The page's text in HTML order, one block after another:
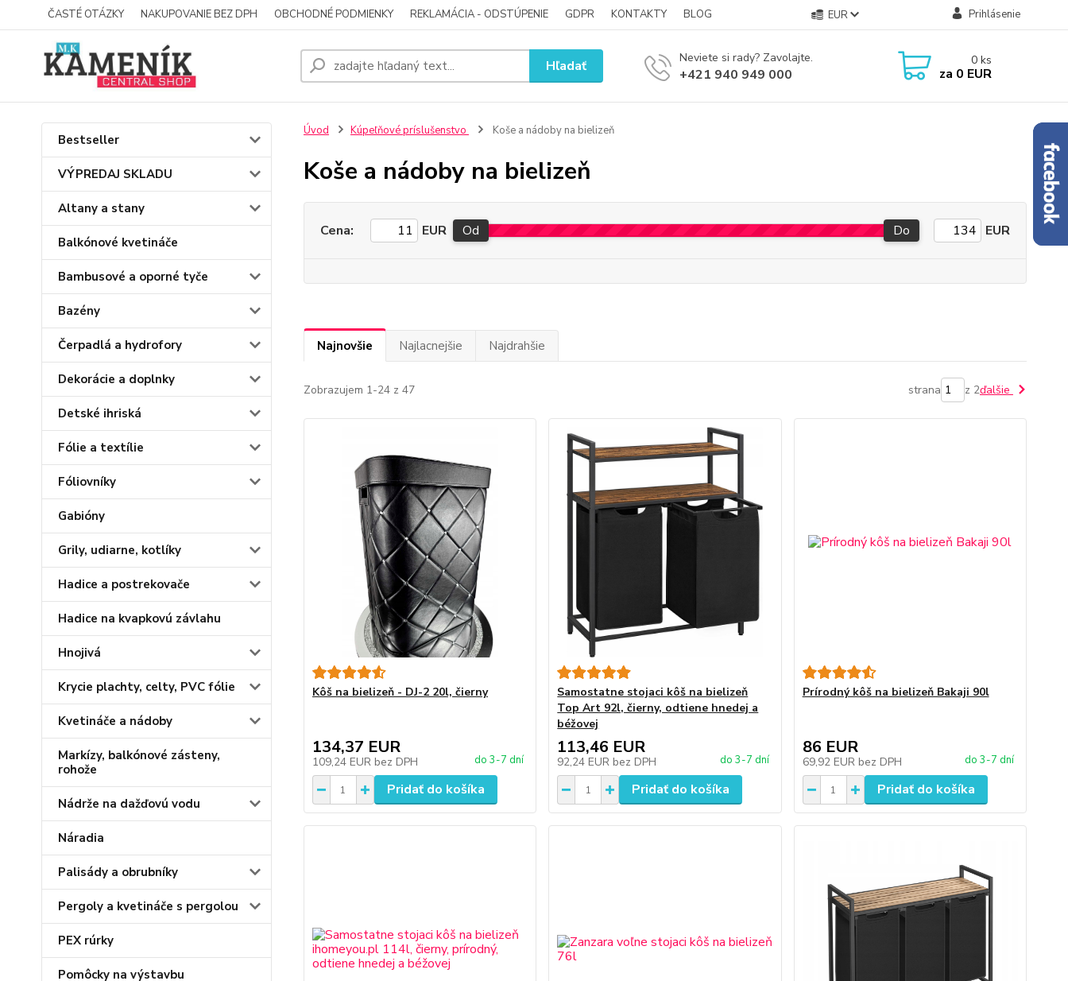
ČASTÉ OTÁZKY NAKUPOVANIE BEZ DPH OBCHODNÉ PODMIENKY REKLAMÁCIA - ODSTÚPENIE GDPR KONTAKTY BLOG EUR Prihlásenie
Hľadať Neviete si rady? Zavolajte.
+421 940 949 000
0 ks
za 0 EUR
Bestseller
VÝPREDAJ SKLADU
Altany a stany
Balkónové kvetináče
Bambusové a oporné tyče
Bazény
Čerpadlá a hydrofory
Dekorácie a doplnky
Detské ihriská
Fólie a textílie
Fóliovníky
Gabióny
Grily, udiarne, kotlíky
Hadice a postrekovače
Hadice na kvapkovú závlahu
Hnojivá
Krycie plachty, celty, PVC fólie
Kvetináče a nádoby
Markízy, balkónové zásteny,
rohože
Nádrže na dažďovú vodu
Náradia
Palisády a obrubníky
Pergoly a kvetináče s pergolou
PEX rúrky
Pomôcky na výstavbu
Úvod Kúpeľňové príslušenstvo Koše a nádoby na bielizeň
Koše a nádoby na bielizeň
Cena: EUR Od Do EUR
Najnovšie Najlacnejšie Najdrahšie
Zobrazujem 1-24 z 47 strana z 2ďalšie
Kôš na bielizeň - DJ-2 20l, čierny
134,37 EUR
109,24 EUR bez DPH do 3-7 dní
Pridať do košíka
Samostatne stojaci kôš na bielizeň
Top Art 92l, čierny, odtiene hnedej a
béžovej
113,46 EUR
92,24 EUR bez DPH do 3-7 dní
Pridať do košíka
Prírodný kôš na bielizeň Bakaji 90l
86 EUR
69,92 EUR bez DPH do 3-7 dní
Pridať do košíka